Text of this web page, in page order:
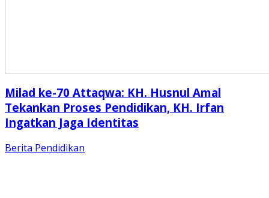
Milad ke-70 Attaqwa: KH. Husnul Amal
Tekankan Proses Pendidikan, KH. Irfan
Ingatkan Jaga Identitas
Berita Pendidikan